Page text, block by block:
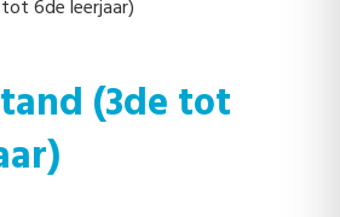
6de leerjaar)
(3de tot